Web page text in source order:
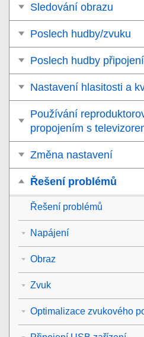
Sledování obrazu
Poslech hudby/zvuku
Poslech hudby
Nastavení hlasitosti a
Používání
propojením s
Změna nastavení
Řešení problémů
Řešení problémů
Napájení
Obraz
Zvuk
Optimalizace zvukového